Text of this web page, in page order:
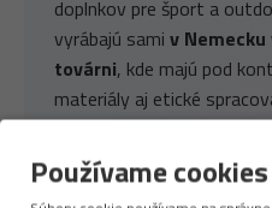
doplnkov pre šport a
vyrábajú sami v
továrni, kde majú pod
materiály aj etické
moderných
životnosti – a zároveň
Používame cookies